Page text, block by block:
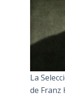
La
de Franz